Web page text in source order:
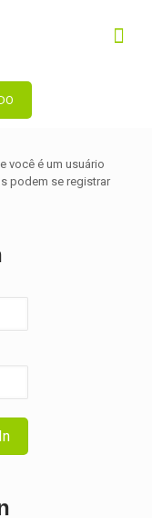
você é um usuário
podem se registrar